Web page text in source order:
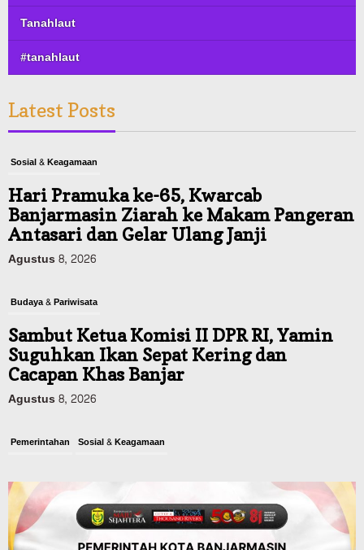
Tanahlaut
#tanahlaut
Latest Posts
Sosial & Keagamaan
Hari Pramuka ke-65, Kwarcab
Banjarmasin Ziarah ke Makam Pangeran
Antasari dan Gelar Ulang Janji
Agustus 8, 2026
Budaya & Pariwisata
Sambut Ketua Komisi II DPR RI, Yamin
Suguhkan Ikan Sepat Kering dan
Cacapan Khas Banjar
Agustus 8, 2026
Pemerintahan Sosial & Keagamaan
Digital, Target 30 Persen IKD Masih
Jauh, Komisi II DPR Turun Tangan
Agustus 7, 2026